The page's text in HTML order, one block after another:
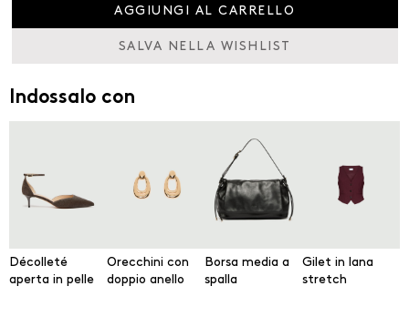
AGGIUNGI AL CARRELLO
SALVA NELLA WISHLIST
Indossalo con
Décolleté
aperta in pelle
Orecchini con
doppio anello
Borsa media a
spalla
Gilet in lana
stretch